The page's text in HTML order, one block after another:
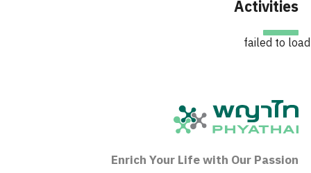
عن
Activities
failed to load
Enrich Your Life with Our Passion